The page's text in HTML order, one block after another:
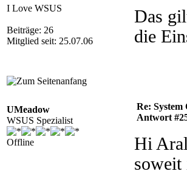
I Love WSUS
Beiträge: 26
Mitglied seit: 25.07.06
Das
die
UMeadow
WSUS Spezialist
Offline
Re: System
Antwort
Hi
soweit